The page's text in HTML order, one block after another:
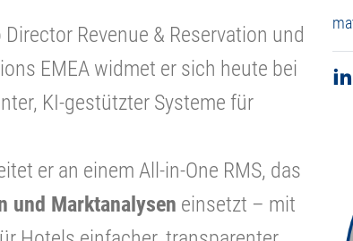
Director Revenue & Reservation und
EMEA widmet er sich heute bei
KI-gestützter Systeme für
er an einem All-in-One RMS, das
und Marktanalysen einsetzt – mit